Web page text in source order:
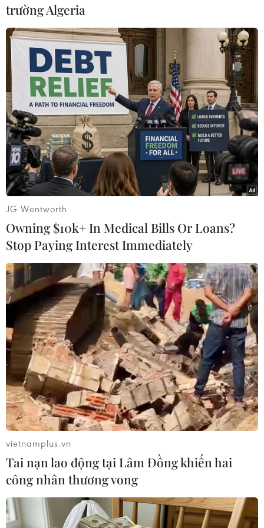
#Trung tâm Dự báo Khí tượng Thủy văn Quốc gia
#mưa rào
TP. Hà Nội
Theo dõi VietnamPlus
TIN LIÊN QUAN
trường Algeria
JG Wentworth
Owning $10k+ In Medical Bills Or Loans?
Stop Paying Interest Immediately
vietnamplus.vn
Tai nạn lao động tại Lâm Đồng khiến hai
công nhân thương vong